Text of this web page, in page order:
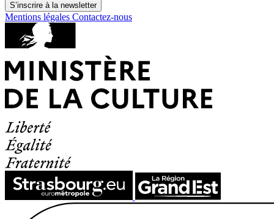
S’inscrire à la newsletter
Mentions légales Contactez-nous